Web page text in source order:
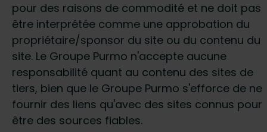
pour des raisons de commodité et ne doit pas
être interprétée comme une approbation du
propriétaire/sponsor du site ou du contenu du
site. Le Groupe Purmo n'accepte aucune
responsabilité quant au contenu des sites de
tiers, bien que le Groupe Purmo s'efforce de ne
fournir des liens qu'avec des sites connus pour
être des sources fiables.